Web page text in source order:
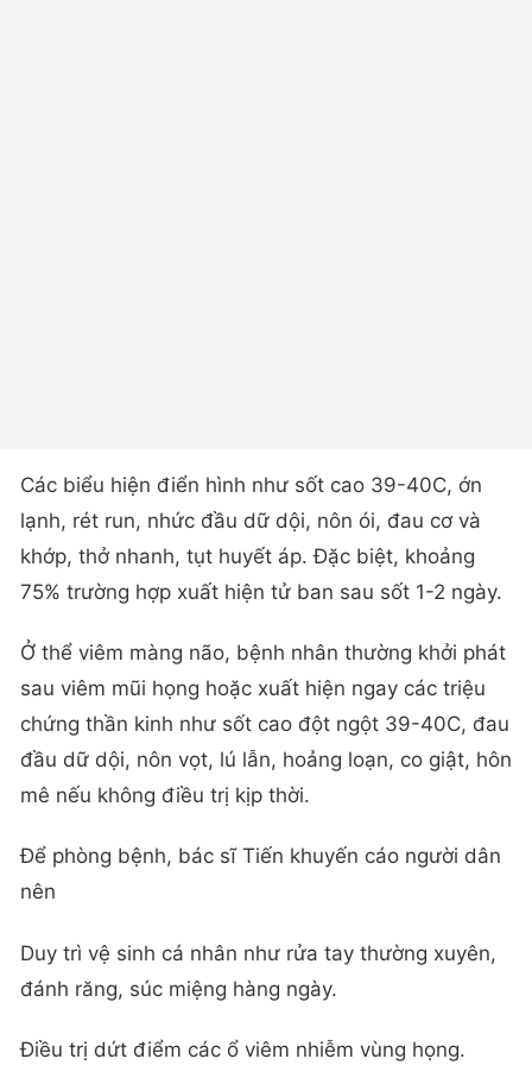
Các biểu hiện điển hình như sốt cao 39-40C, ớn
lạnh, rét run, nhức đầu dữ dội, nôn ói, đau cơ và
khớp, thở nhanh, tụt huyết áp. Đặc biệt, khoảng
75% trường hợp xuất hiện tử ban sau sốt 1-2 ngày.
Ở thể viêm màng não, bệnh nhân thường khởi phát
sau viêm mũi họng hoặc xuất hiện ngay các triệu
chứng thần kinh như sốt cao đột ngột 39-40C, đau
đầu dữ dội, nôn vọt, lú lẫn, hoảng loạn, co giật, hôn
mê nếu không điều trị kịp thời.
Để phòng bệnh, bác sĩ Tiến khuyến cáo người dân
nên
Duy trì vệ sinh cá nhân như rửa tay thường xuyên,
đánh răng, súc miệng hàng ngày.
Điều trị dứt điểm các ổ viêm nhiễm vùng họng.